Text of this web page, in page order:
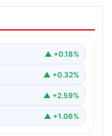
Büyük
yüklü miktarda
▲ +0.18%
▲ +0.32%
▲ +2.59%
▲ +1.06%